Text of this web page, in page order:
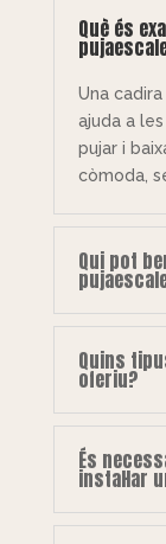
Què és
Una
ajuda a
pujar i
còmoda,
Qui pot
Quins
oferiu?
És
instal·lar